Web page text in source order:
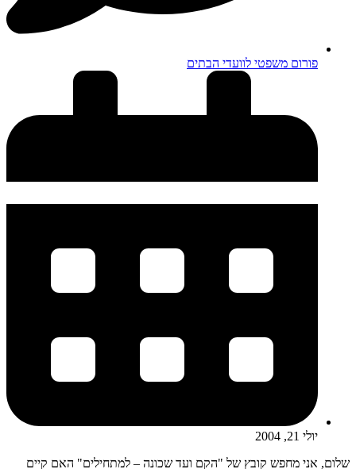
פורום משפטי לוועדי הבתים
יולי 21, 2004
שלום, אני מחפש קובץ של "הקם ועד שכונה – למתחילים" האם קיים